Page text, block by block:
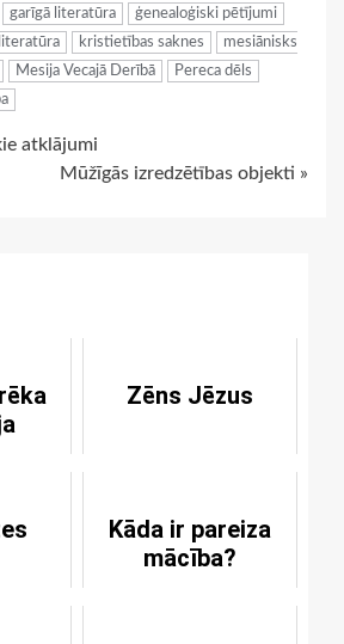
garīgā literatūra
ģenealoģiski pētījumi
kristietības saknes
mesiānisks
Mesija Vecajā Derībā
Pereca dēls
atklājumi
Mūžīgās izredzētības objekti »
Zēns Jēzus
Kāda ir pareiza
mācība?